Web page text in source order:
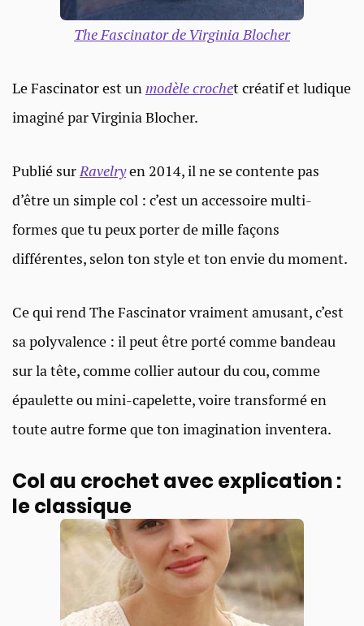
The Fascinator de Virginia Blocher
Le Fascinator est un modèle crochet créatif et ludique
imaginé par Virginia Blocher.
Publié sur Ravelryen 2014, il ne se contente pas
d’être un simple col : c’est un accessoire multi-
formes que tu peux porter de mille façons
différentes, selon ton style et ton envie du moment.
Ce qui rend The Fascinator vraiment amusant, c’est
sa polyvalence : il peut être porté comme bandeau
sur la tête, comme collier autour du cou, comme
épaulette ou mini-capelette, voire transformé en
toute autre forme que ton imagination inventera.
Col au crochet avec explication :
le classique